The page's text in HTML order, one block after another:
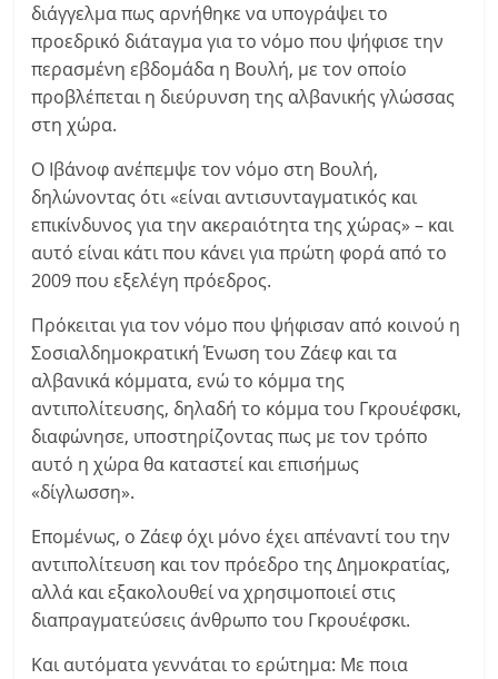
διάγγελμα πως αρνήθηκε να υπογράψει το
προεδρικό διάταγμα για το νόμο που ψήφισε την
περασμένη εβδομάδα η Βουλή, με τον οποίο
προβλέπεται η διεύρυνση της αλβανικής γλώσσας
στη χώρα.
Ο Ιβάνοφ ανέπεμψε τον νόμο στη Βουλή,
δηλώνοντας ότι «είναι αντισυνταγματικός και
επικίνδυνος για την ακεραιότητα της χώρας» – και
αυτό είναι κάτι που κάνει για πρώτη φορά από το
2009 που εξελέγη πρόεδρος.
Πρόκειται για τον νόμο που ψήφισαν από κοινού η
Σοσιαλδημοκρατική Ένωση του Ζάεφ και τα
αλβανικά κόμματα, ενώ το κόμμα της
αντιπολίτευσης, δηλαδή το κόμμα του Γκρουέφσκι,
διαφώνησε, υποστηρίζοντας πως με τον τρόπο
αυτό η χώρα θα καταστεί και επισήμως
«δίγλωσση».
Επομένως, ο Ζάεφ όχι μόνο έχει απέναντί του την
αντιπολίτευση και τον πρόεδρο της Δημοκρατίας,
αλλά και εξακολουθεί να χρησιμοποιεί στις
διαπραγματεύσεις άνθρωπο του Γκρουέφσκι.
Και αυτόματα γεννάται το ερώτημα: Με ποια